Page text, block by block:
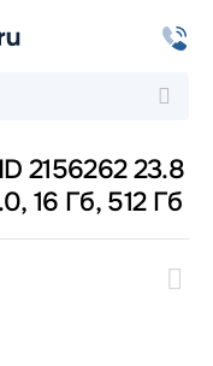
2156262 23.8
16 Гб, 512 Гб